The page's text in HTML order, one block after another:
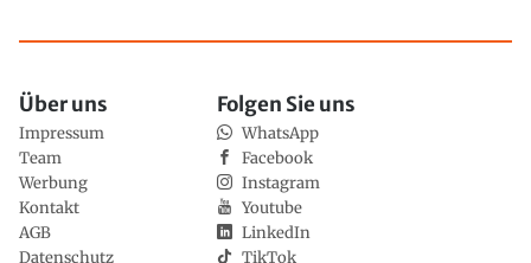
Über uns
Impressum
Team
Werbung
Kontakt
AGB
Datenschutz
Folgen Sie uns
WhatsApp
Facebook
Instagram
Youtube
LinkedIn
TikTok